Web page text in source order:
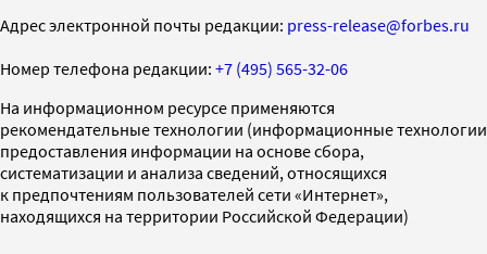
Адрес электронной почты редакции: press-release@forbes.ru
Номер телефона редакции: +7 (495) 565-32-06
На информационном ресурсе применяются
рекомендательные технологии (информационные технологии
предоставления информации на основе сбора,
систематизации и анализа сведений, относящихся
к предпочтениям пользователей сети «Интернет»,
находящихся на территории Российской Федерации)